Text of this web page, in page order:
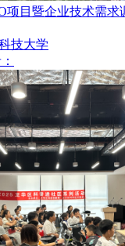
项目暨企业技术需求
技大学